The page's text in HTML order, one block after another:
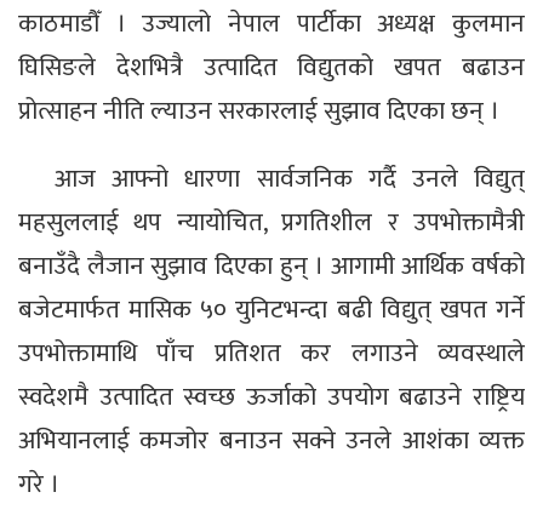
काठमाडौँ । उज्यालो नेपाल पार्टीका अध्यक्ष कुलमान
घिसिङले देशभित्रै उत्पादित विद्युतको खपत बढाउन
प्रोत्साहन नीति ल्याउन सरकारलाई सुझाव दिएका छन् ।
आज आफ्नो धारणा सार्वजनिक गर्दै उनले विद्युत्
महसुललाई थप न्यायोचित, प्रगतिशील र उपभोक्तामैत्री
बनाउँदै लैजान सुझाव दिएका हुन् । आगामी आर्थिक वर्षको
बजेटमार्फत मासिक ५० युनिटभन्दा बढी विद्युत् खपत गर्ने
उपभोक्तामाथि पाँच प्रतिशत कर लगाउने व्यवस्थाले
स्वदेशमै उत्पादित स्वच्छ ऊर्जाको उपयोग बढाउने राष्ट्रिय
अभियानलाई कमजोर बनाउन सक्ने उनले आशंका व्यक्त
गरे ।